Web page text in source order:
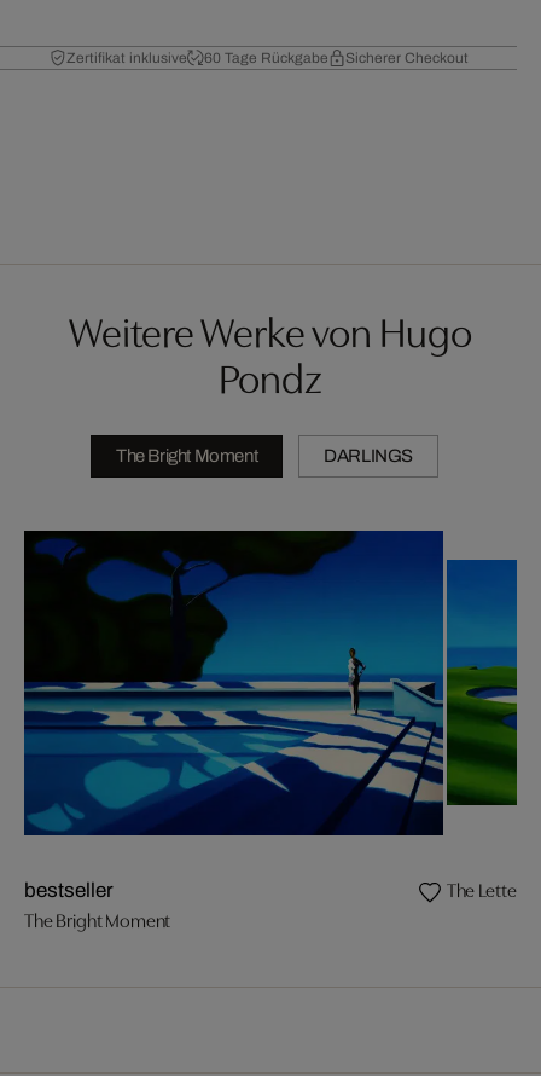
Zertifikat inklusive 60 Tage Rückgabe Sicherer Checkout
Weitere Werke von Hugo
Pondz
The Bright Moment DARLINGS
bestseller
The Bright Moment
The Letter